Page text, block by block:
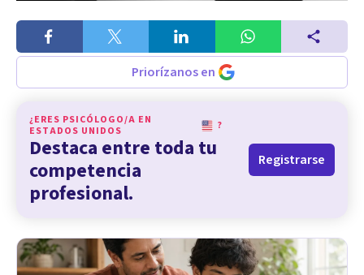
Priorízanos en
¿ERES PSICÓLOGO/A EN
ESTADOS UNIDOS
?
Destaca entre toda tu
competencia
profesional.
Registrarse